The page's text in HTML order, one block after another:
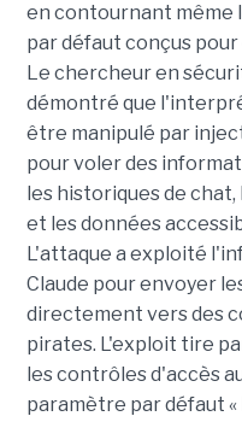
en contournant même
par défaut conçus
Le chercheur en
démontré que
être manipulé par
pour voler des
les historiques de
et les données
L'attaque a exploité
Claude pour envoyer
directement vers des
pirates. L'exploit tire
les contrôles d'accès
paramètre par défaut «